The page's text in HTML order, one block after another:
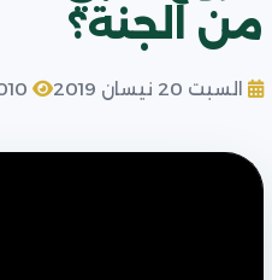
من الجنة؟
السبت 20 نيسان 2019